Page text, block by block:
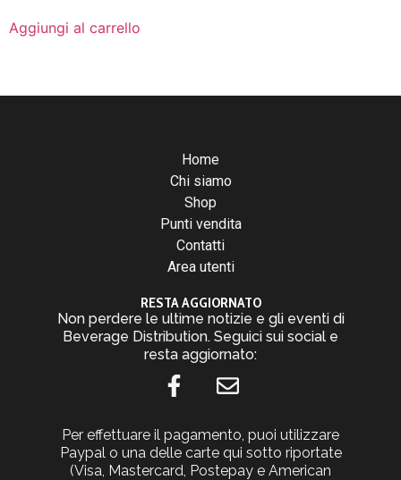
Aggiungi al carrello
Home
Chi siamo
Shop
Punti vendita
Contatti
Area utenti
RESTA AGGIORNATO
Non perdere le ultime notizie e gli eventi di
Beverage Distribution. Seguici sui social e
resta aggiornato:
Per effettuare il pagamento, puoi utilizzare
Paypal o una delle carte qui sotto riportate
(Visa, Mastercard, Postepay e American